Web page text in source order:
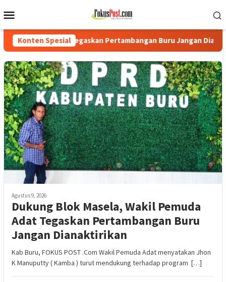
ke
Mobile
Konten Spesial
Tegaskan Pertambangan Buru Jangan Dianaktirikan
Agustus 9, 2026
Dukung Blok Masela, Wakil Pemuda
Adat Tegaskan Pertambangan Buru
Jangan Dianaktirikan
Kab Buru, FOKUS POST .Com Wakil Pemuda Adat menyatakan Jhon
K Manuputty ( Kamba ) turut mendukung terhadap program […]